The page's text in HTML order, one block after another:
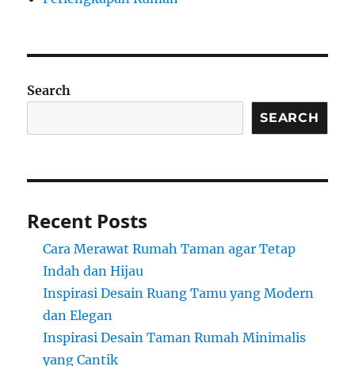
Search
SEARCH
Recent Posts
Cara Merawat Rumah Taman agar Tetap
Indah dan Hijau
Inspirasi Desain Ruang Tamu yang Modern
dan Elegan
Inspirasi Desain Taman Rumah Minimalis
yang Cantik